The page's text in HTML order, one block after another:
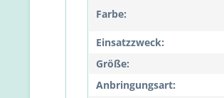
Farbe:
Einsatzzweck:
Größe:
Anbringungsart: